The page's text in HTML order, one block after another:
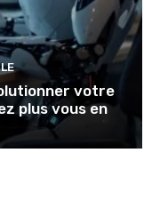
votre
plus vous en